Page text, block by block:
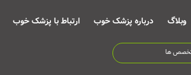
وبلاگ درباره پزشک خوب ارتباط با پزشک خوب
ها